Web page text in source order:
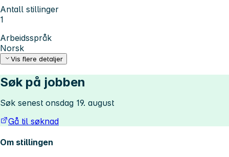
Antall stillinger
1
Arbeidsspråk
Norsk
Vis flere detaljer
Søk på jobben
Søk senest onsdag 19. august
Gå til søknad
Om stillingen